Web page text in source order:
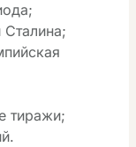
тиражи;